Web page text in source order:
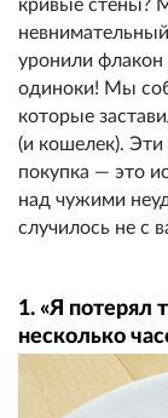
кривые стены?
уронили флакон
одиноки! Мы
которые
(и кошелек).
покупка — это
над чужими
случилось не с
1. «Я потерял
несколько